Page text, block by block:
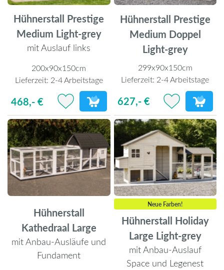
Hühnerstall Prestige
Medium Light-grey
mit Auslauf links
200x90x150cm
Lieferzeit: 2-4 Arbeitstage
468,- €
Hühnerstall Prestige
Medium Doppel
Light-grey
299x90x150cm
Lieferzeit: 2-4 Arbeitstage
627,- €
Hühnerstall
Kathedraal Large
mit Anbau-Ausläufe und
Fundament
Neue Farben!
Hühnerstall Holiday
Large Light-grey
mit Anbau-Auslauf
Space und Legenest